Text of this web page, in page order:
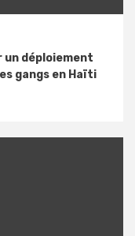
un déploiement
gangs en Haïti